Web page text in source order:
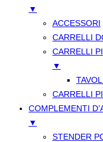
▼
ACCESSORI
CARRELLI
CARRELLI
▼
CARRELLI
COMPLEMENTI
▼
STENDER